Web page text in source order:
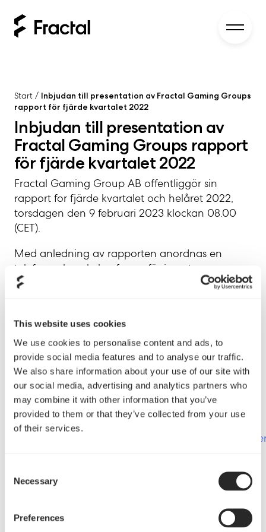
This website uses cookies
We use cookies to personalise content and ads, to
provide social media features and to analyse our traffic.
We also share information about your use of our site with
our social media, advertising and analytics partners who
may combine it with other information that you’ve
provided to them or that they’ve collected from your use
of their services.
Selection
Necessary
Preferences
Start / Inbjudan till presentation av Fractal Gaming Groups
rapport för fjärde kvartalet 2022
Inbjudan till presentation av
Fractal Gaming Groups rapport
för fjärde kvartalet 2022
Fractal Gaming Group AB offentliggör sin
rapport for fjärde kvartalet och helåret 2022,
torsdagen den 9 februari 2023 klockan 08.00
(CET).
Med anledning av rapporten anordnas en
telefon och web-konferens för investerare,
analytiker och media samma dag klockan 10.00
kommentera rapporten och konferensen
avslutas med en frågestund.
Länk till webbkonferensen:
https://ir.financialhearings.com/fractal-gaming-
group-q4-2022
Anmälan till telefonkonferensen
https://conference.financialhearings.com/
För ytterligare information, vänligen kontakta:
Alexander Ernryd, CMO, Fractal Gaming Group